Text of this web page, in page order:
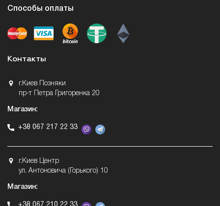
Способы оплаты
Контакты
г.Киев Позняки
пр-т Петра Григоренка 20
Магазин:
+38 067 217 22 33
г.Киев Центр
ул. Антоновича (Горького) 10
Магазин: